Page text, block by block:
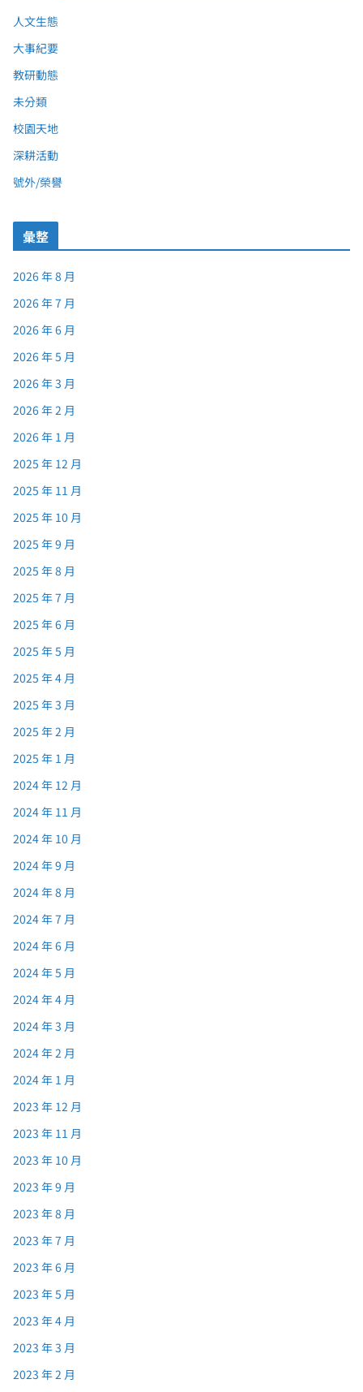
人文生態
大事紀要
教研動態
未分類
校園天地
深耕活動
號外/榮譽
彙整
2026 年 8 月
2026 年 7 月
2026 年 6 月
2026 年 5 月
2026 年 3 月
2026 年 2 月
2026 年 1 月
2025 年 12 月
2025 年 11 月
2025 年 10 月
2025 年 9 月
2025 年 8 月
2025 年 7 月
2025 年 6 月
2025 年 5 月
2025 年 4 月
2025 年 3 月
2025 年 2 月
2025 年 1 月
2024 年 12 月
2024 年 11 月
2024 年 10 月
2024 年 9 月
2024 年 8 月
2024 年 7 月
2024 年 6 月
2024 年 5 月
2024 年 4 月
2024 年 3 月
2024 年 2 月
2024 年 1 月
2023 年 12 月
2023 年 11 月
2023 年 10 月
2023 年 9 月
2023 年 8 月
2023 年 7 月
2023 年 6 月
2023 年 5 月
2023 年 4 月
2023 年 3 月
2023 年 2 月